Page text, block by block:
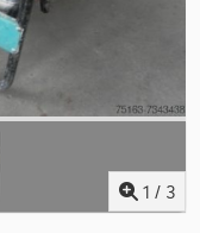
1 / 3